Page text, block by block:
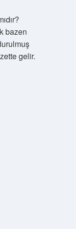
bazen
gelir.